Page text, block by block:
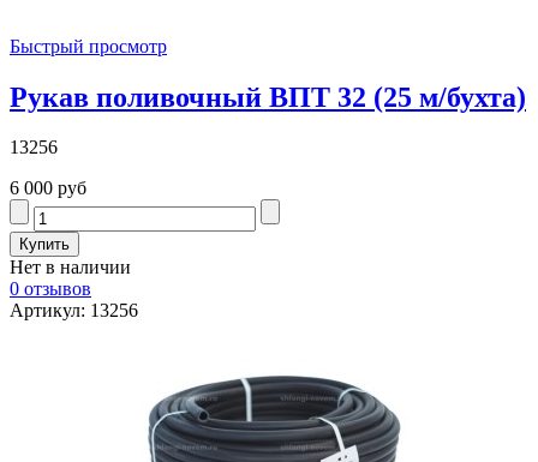
Быстрый просмотр
Рукав поливочный ВПТ 32 (25 м/бухта)
13256
6 000 руб
Нет в наличии
0 отзывов
Артикул: 13256